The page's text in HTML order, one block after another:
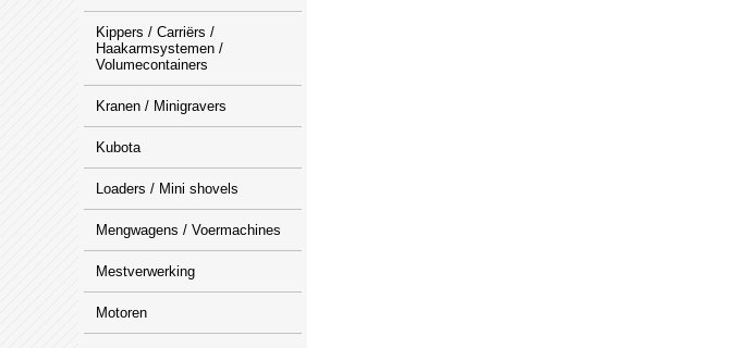
Kippers / Carriërs /
Haakarmsystemen /
Volumecontainers
Kranen / Minigravers
Kubota
Loaders / Mini shovels
Mengwagens / Voermachines
Mestverwerking
Motoren